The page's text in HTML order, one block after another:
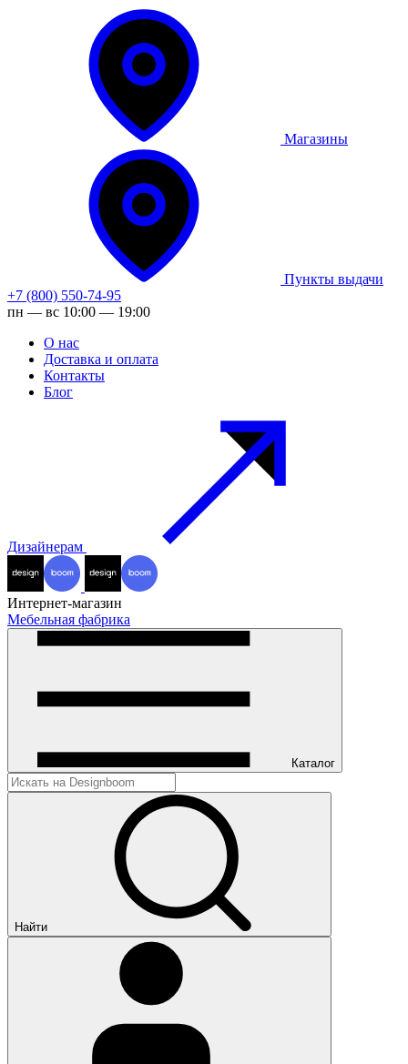
Магазины
Пункты выдачи
+7 (800) 550-74-95
пн — вс 10:00 — 19:00
О нас
Доставка и оплата
Контакты
Блог
Дизайнерам
Интернет-магазин
Мебельная фабрика
Каталог
Найти